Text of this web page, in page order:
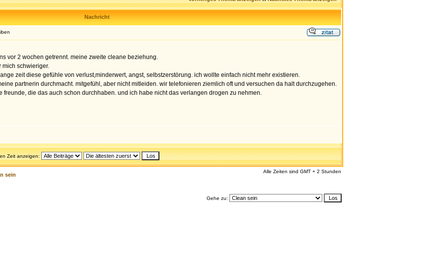
Nachricht
vor 2 wochen getrennt. meine zweite cleane beziehung.
mich schwieriger.
zeit diese gefühle von verlust,minderwert, angst, selbstzerstörung. ich wollte einfach nicht mehr existieren.
partnerin durchmacht. mitgefühl, aber nicht mitleiden. wir telefonieren ziemlich oft und versuchen da halt durchzugehen.
die das auch schon durchhaben. und ich habe nicht das verlangen drogen zu nehmen.
Zeit anzeigen:
sein
Alle Zeiten sind GMT + 2 Stunden
Gehe zu: